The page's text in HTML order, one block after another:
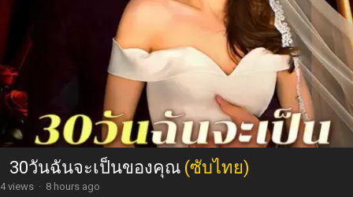
30วันฉันจะเป็นของคุณ (ซับไทย)
4 views · 8 hours ago